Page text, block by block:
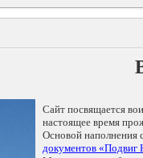
Сайт посвящается
настоящее время
Основой наполнения
документов «Подвиг